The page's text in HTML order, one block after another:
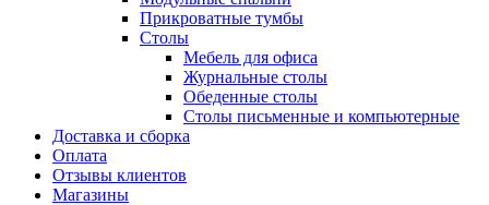
Прикроватные тумбы
Столы
Мебель для офиса
Журнальные столы
Обеденные столы
Столы письменные и компьютерные
Доставка и сборка
Оплата
Отзывы клиентов
Магазины